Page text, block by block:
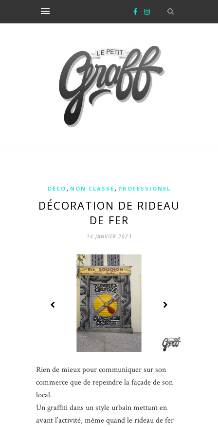
DÉCO , NON CLASSÉ , PROFESSIONEL
DÉCORATION DE RIDEAU
DE FER
14 JANVIER 2023
Rien de mieux pour communiquer sur son
commerce que de repeindre la façade de son
local.
Un graffiti dans un style urbain mettant en
avant l’activité, même quand le rideau de fer